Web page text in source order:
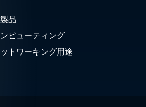
品
ピューティング
トワーキング用途